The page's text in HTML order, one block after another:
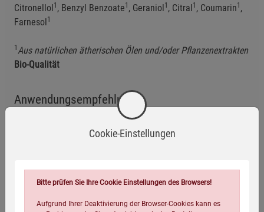
Citronellol1 , Benzyl Benzoate1 , Geraniol1 , Citral1 , Coumarin1 ,
Farnesol1
1 Aus natürlichen ätherischen Ölen und/oder Pflanzenextrakten
Bio-Qualität
Anwendungsempfehlung
auftragen und sanft einmassieren.
4001638086561
Cookie-Einstellungen
Bitte prüfen Sie Ihre Cookie Einstellungen des Browsers!
Aufgrund Ihrer Deaktivierung der Browser-Cookies kann es